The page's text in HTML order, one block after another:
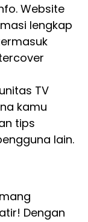
Website
lengkap
TV
kamu
tips
lain.
Dengan